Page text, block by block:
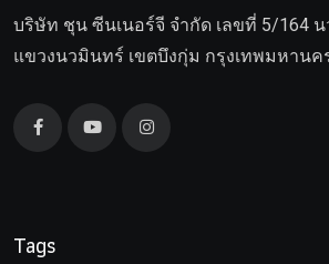
บริษัท ชุน ซีนเนอร์จี จำกัด เลขที่ 5/164
แขวงนวมินทร์ เขตบึงกุ่ม กรุงเทพมหานค
Tags